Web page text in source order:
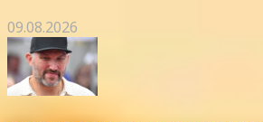
09.08.2026